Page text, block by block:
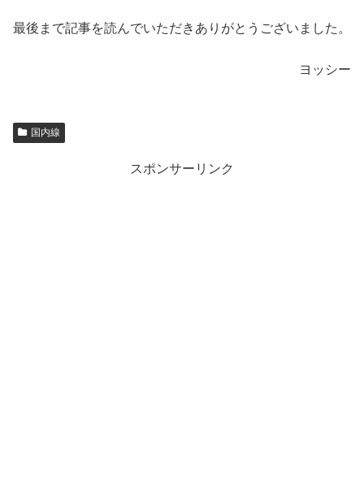
最後まで記事を読んでいただきありがとうございました。
ヨッシー
国内線
スポンサーリンク